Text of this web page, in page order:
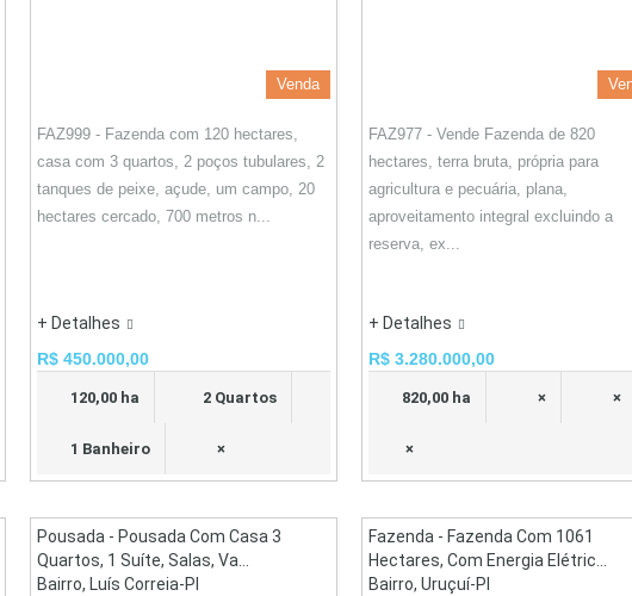
Venda
FAZ999 - Fazenda com 120 hectares,
casa com 3 quartos, 2 poços tubulares, 2
tanques de peixe, açude, um campo, 20
hectares cercado, 700 metros n...
+ Detalhes
R$ 450.000,00
120,00 ha 2 Quartos
1 Banheiro ×
FAZ977 - Vende Fazenda de 820
hectares, terra bruta, própria para
agricultura e pecuária, plana,
aproveitamento integral excluindo a
reserva, ex...
+ Detalhes
R$ 3.280.000,00
820,00 ha × ×
×
Pousada - Pousada Com Casa 3
Quartos, 1 Suíte, Salas, Va...
Bairro, Luís Correia-PI
Fazenda - Fazenda Com 1061
Hectares, Com Energia Elétric...
Bairro, Uruçuí-PI